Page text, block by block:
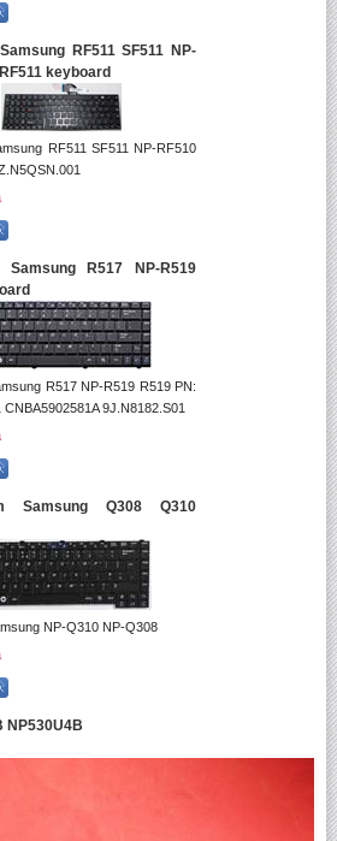
RF511 SF511 NP-
keyboard
RF511 SF511 NP-RF510
Samsung R517 NP-R519
R517 NP-R519 R519 PN:
CNBA5902581A 9J.N8182.S01
Samsung Q308 Q310
NP-Q310 NP-Q308
NP530U4B